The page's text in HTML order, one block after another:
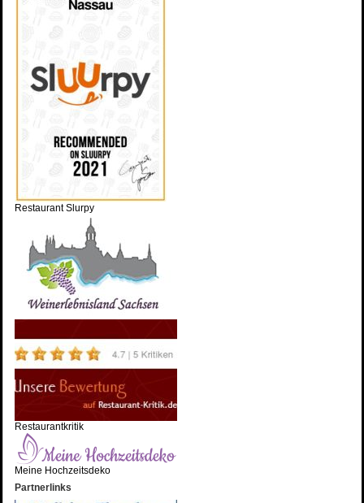
Restaurant Slurpy
Restaurantkritik
Meine Hochzeitsdeko
Partnerlinks